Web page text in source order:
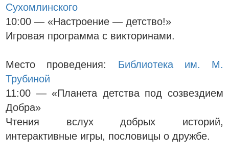
Сухомлинского
10:00 — «Настроение — детство!»
Игровая программа с викторинами.
Место проведения: Библиотека им. М.
Трубиной
11:00 — «Планета детства под созвездием
Добра»
Чтения вслух добрых историй,
интерактивные игры, пословицы о дружбе.